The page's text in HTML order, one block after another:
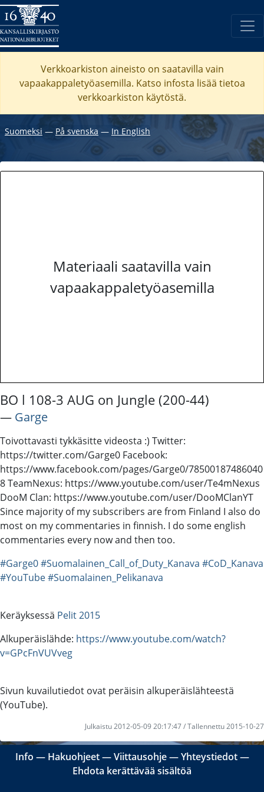
Verkkoarkiston aineisto on saatavilla vain
vapaakappaletyöasemilla. Katso infosta lisää tietoa
verkkoarkiston käytöstä.
Suomeksi ― På svenska ― In English
Materiaali saatavilla vain
vapaakappaletyöasemilla
BO l 108-3 AUG on Jungle (200-44)
― Garge
Toivottavasti tykkäsitte videosta :) Twitter:
https://twitter.com/Garge0 Facebook:
https://www.facebook.com/pages/Garge0/78500187486040
8 TeamNexus: https://www.youtube.com/user/Te4mNexus
DooM Clan: https://www.youtube.com/user/DooMClanYT
Since majority of my subscribers are from Finland I also do
most on my commentaries in finnish. I do some english
commentaries every now and then too.
#Garge0#Suomalainen_Call_of_Duty_Kanava #CoD_Kanava
#YouTube#Suomalainen_Pelikanava
Keräyksessä Pelit 2015
Alkuperäislähde: https://www.youtube.com/watch?
v=GPcFnVUVveg
Sivun kuvailutiedot ovat peräisin alkuperäislähteestä
(YouTube).
Julkaistu 2012-05-09 20:17:47 / Tallennettu 2015-10-27
Info ― Hakuohjeet―Viittausohje―Yhteystiedot―
Ehdota kerättävää sisältöä